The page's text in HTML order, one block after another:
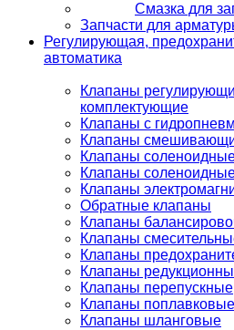
Смазка для
Запчасти для
Регулирующая,
автоматика
Клапаны
комплектующие
Клапаны с
Клапаны
Клапаны
Клапаны
Клапаны
Обратные клапаны
Клапаны
Клапаны
Клапаны
Клапаны
Клапаны перепускные
Клапаны поплавковые
Клапаны шланговые